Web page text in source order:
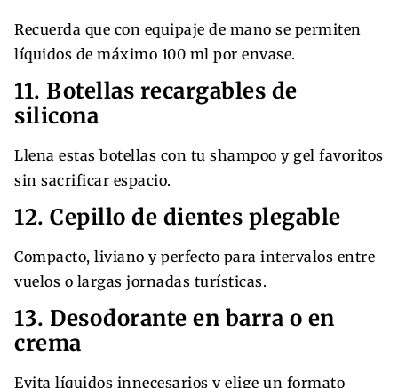
Recuerda que con equipaje de mano se permiten
líquidos de máximo 100 ml por envase.
11. Botellas recargables de
silicona
Llena estas botellas con tu shampoo y gel favoritos
sin sacrificar espacio.
12. Cepillo de dientes plegable
Compacto, liviano y perfecto para intervalos entre
vuelos o largas jornadas turísticas.
13. Desodorante en barra o en
crema
Evita líquidos innecesarios y elige un formato